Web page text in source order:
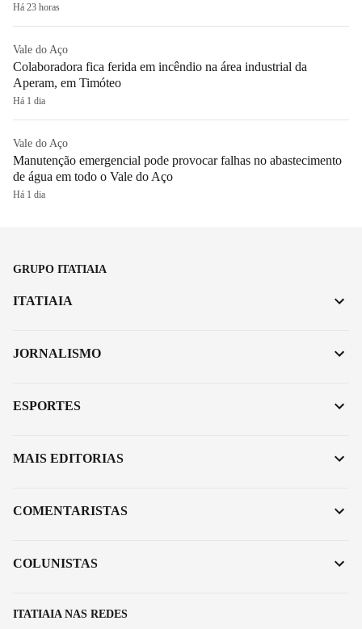
Há 23 horas
Vale do Aço
Colaboradora fica ferida em incêndio na área industrial da
Aperam, em Timóteo
Há 1 dia
Vale do Aço
Manutenção emergencial pode provocar falhas no abastecimento
de água em todo o Vale do Aço
Há 1 dia
GRUPO ITATIAIA
ITATIAIA NAS REDES
ITATIAIA
JORNALISMO
ESPORTES
MAIS EDITORIAS
COMENTARISTAS
COLUNISTAS